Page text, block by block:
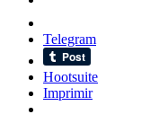
Telegram
Hootsuite
Imprimir